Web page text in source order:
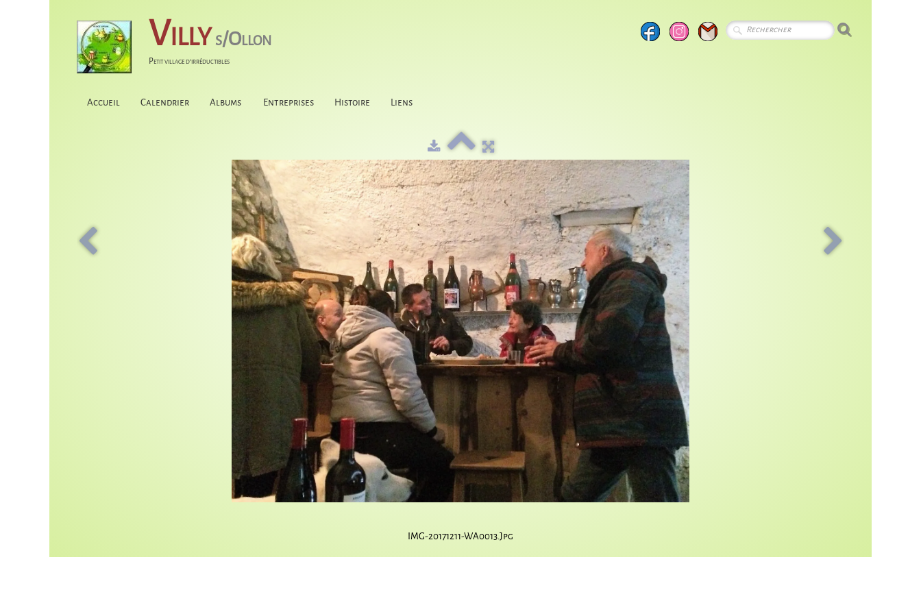
Villy s/Ollon
Petit village d'irréductibles
Accueil Calendrier Albums Entreprises Histoire Liens
IMG-20171211-WA0013.jpg